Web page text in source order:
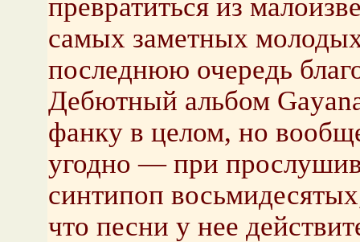
превратиться из
самых заметных
последнюю очередь
Дебютный альбом
фанку в целом, но
угодно — при
синтипоп
что песни у нее